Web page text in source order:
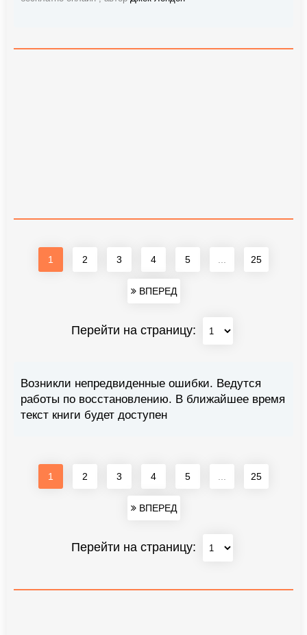
1 2 3 4 5 ... 25
ВПЕРЕД
Перейти на страницу:
Возникли непредвиденные ошибки. Ведутся
работы по восстановлению. В ближайшее время
текст книги будет доступен
1 2 3 4 5 ... 25
ВПЕРЕД
Перейти на страницу: